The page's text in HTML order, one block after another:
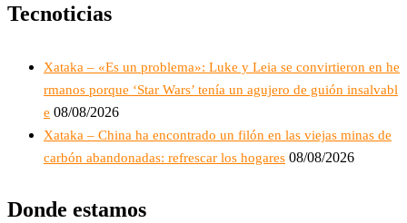
Tecnoticias
Xataka – «Es un problema»: Luke y Leia se convirtieron en he
rmanos porque ‘Star Wars’ tenía un agujero de guión insalvabl
e 08/08/2026
Xataka – China ha encontrado un filón en las viejas minas de
carbón abandonadas: refrescar los hogares 08/08/2026
Donde estamos